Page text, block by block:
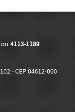
ou4113-1189
- CEP 04612-000